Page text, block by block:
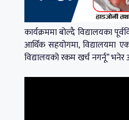
कार्यक्रममा बोल्दै विद्यालयका
आर्थिक सहयोगमा, विद्यालयमा
विद्यालयको रकम खर्च नगर्नू” भनेर